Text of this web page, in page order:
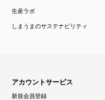
生産ラボ
しまうまのサステナビリティ
アカウントサービス
新規会員登録